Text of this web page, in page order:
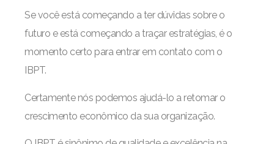
Se você está começando a ter dúvidas sobre o
futuro e está começando a traçar estratégias, é o
momento certo para entrar em contato com o
IBPT.
Certamente nós podemos ajudá-lo a retomar o
crescimento econômico da sua organização.